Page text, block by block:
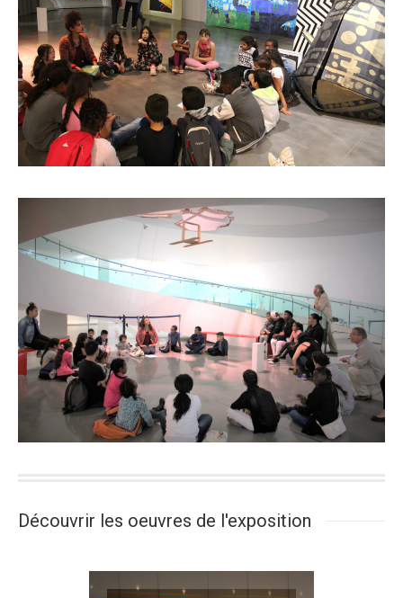
Découvrir les oeuvres de l'exposition